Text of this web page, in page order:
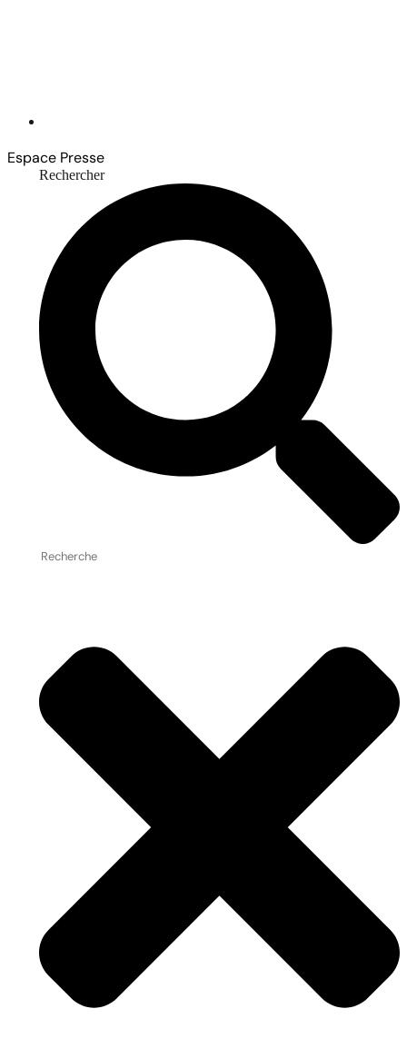
Espace Presse
Rechercher